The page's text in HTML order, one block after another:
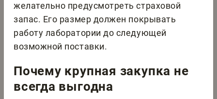
желательно предусмотреть страховой
запас. Его размер должен покрывать
работу лаборатории до следующей
возможной поставки.
Почему крупная закупка не
всегда выгодна